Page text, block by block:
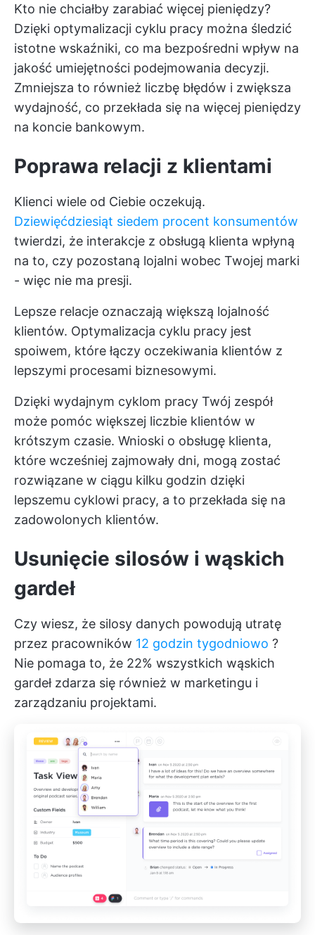
Kto nie chciałby zarabiać więcej pieniędzy?
Dzięki optymalizacji cyklu pracy można śledzić
istotne wskaźniki, co ma bezpośredni wpływ na
jakość umiejętności podejmowania decyzji.
Zmniejsza to również liczbę błędów i zwiększa
wydajność, co przekłada się na więcej pieniędzy
na koncie bankowym.
Poprawa relacji z klientami
Klienci wiele od Ciebie oczekują.
Dziewięćdziesiąt siedem procent konsumentów
twierdzi, że interakcje z obsługą klienta wpłyną
na to, czy pozostaną lojalni wobec Twojej marki
- więc nie ma presji.
Lepsze relacje oznaczają większą lojalność
klientów. Optymalizacja cyklu pracy jest
spoiwem, które łączy oczekiwania klientów z
lepszymi procesami biznesowymi.
Dzięki wydajnym cyklom pracy Twój zespół
może pomóc większej liczbie klientów w
krótszym czasie. Wnioski o obsługę klienta,
które wcześniej zajmowały dni, mogą zostać
rozwiązane w ciągu kilku godzin dzięki
lepszemu cyklowi pracy, a to przekłada się na
zadowolonych klientów.
Usunięcie silosów i wąskich
gardeł
Czy wiesz, że silosy danych powodują utratę
przez pracowników 12 godzin tygodniowo ?
Nie pomaga to, że 22% wszystkich wąskich
gardełzdarza się również w marketingu i
zarządzaniu projektami.